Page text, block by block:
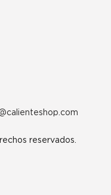
reservados.